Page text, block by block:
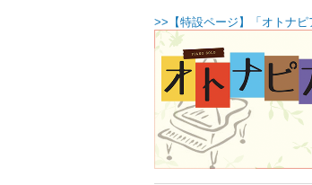
>>【特設ページ】「オトナピ